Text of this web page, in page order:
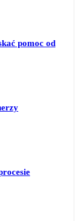
pomoc od